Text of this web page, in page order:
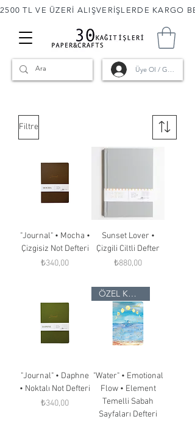
2500 TL VE ÜZERİ ALIŞVERİŞLERDE
Üye Ol / Giriş
Filtre
"Journal" • Mocha •
Çizgisiz Not Defteri
Fiyat
₺340,00
Sunset Lover •
Çizgili Ciltli Defter
Fiyat
₺880,00
"Journal" • Daphne
• Noktalı Not Defteri
Fiyat
₺340,00
ÖZEL KOLEKSİYON
"Water" • Emotional
Flow • Element
Temelli Sabah
Sayfaları Defteri